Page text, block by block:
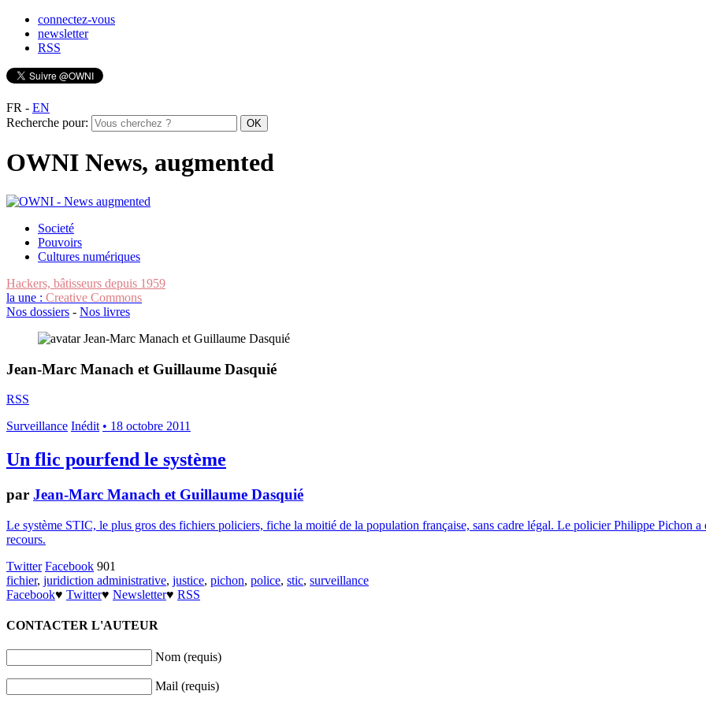
connectez-vous
newsletter
RSS
FR - EN
Recherche pour:
OWNI News, augmented
Societé
Pouvoirs
Cultures numériques
Hackers, bâtisseurs depuis 1959
la une : Creative Commons
Nos dossiers - Nos livres
Jean-Marc Manach et Guillaume Dasquié
RSS
Surveillance Inédit • 18 octobre 2011
Un flic pourfend le système
par Jean-Marc Manach et Guillaume Dasquié
Le système STIC, le plus gros des fichiers policiers, fiche la moitié de la population française, sans cadre légal. Le policier Philippe Pichon
recours.
Twitter Facebook 901
fichier, juridiction administrative, justice, pichon, police, stic, surveillance
Facebook♥ Twitter♥ Newsletter♥ RSS
CONTACTER L'AUTEUR
Nom (requis)
Mail (requis)